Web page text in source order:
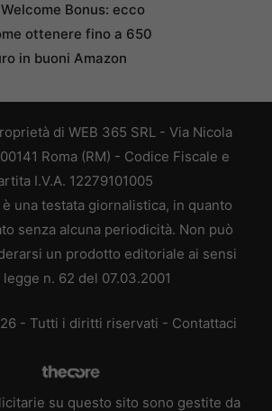
Bonus: ecco
ottenere fino a 650
in buoni Amazon
di WEB 365 SRL - Via Nicola
Roma (RM) - Codice Fiscale e
I.V.A. 12279101005
una testata giornalistica, in quanto
senza alcuna periodicità. Non può
un prodotto editoriale ai sensi
legge n. 62 del 07.03.2001
- Tutti i diritti riservati - Contattaci
su questo sito sono gestite da